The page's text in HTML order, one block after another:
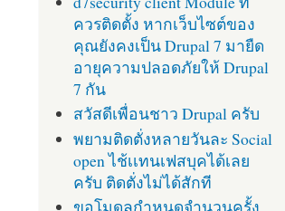
ควรติดตั้ง หากเว็บไซต์ของ
คุณยังคงเป็น Drupal 7 มายืด
อายุความปลอดภัยให้ Drupal
7 กัน
สวัสดีเพื่อนชาว Drupal ครับ
พยามติดตั่งหลายวันละ Social
open ไช้เเทนเฟสบุคได้เลย
ครับ ติดตั่งไม่ได้สักที
ขอโมดูลกำหนดจำนวนครั้ง